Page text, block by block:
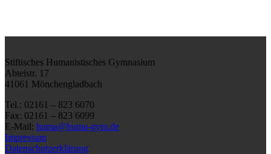
Stiftisches Humanistisches Gymnasium
Abteistr. 17
41061 Mönchengladbach
Tel.: 02161 – 823 6070
Fax: 02161 – 823 6099
E-Mail: huma@huma-gym.de
Impressum
Datenschutzerklärung